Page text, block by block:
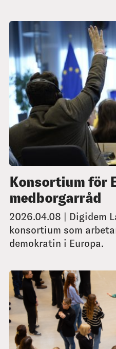
Konsortium för
medborgarråd
2026.04.08 | Digidem
konsortium som
demokratin i Europa.